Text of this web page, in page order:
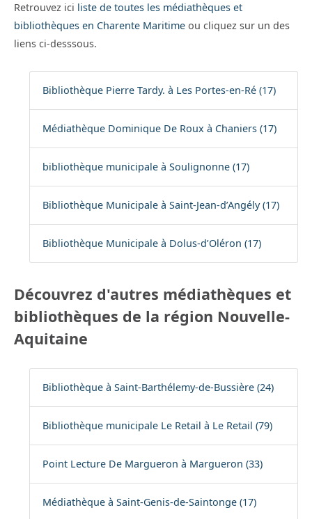
Retrouvez ici liste de toutes les médiathèques et
bibliothèques en Charente Maritime ou cliquez sur un des
liens ci-desssous.
Bibliothèque Pierre Tardy. à Les Portes-en-Ré (17)
Médiathèque Dominique De Roux à Chaniers (17)
bibliothèque municipale à Soulignonne (17)
Bibliothèque Municipale à Saint-Jean-d’Angély (17)
Bibliothèque Municipale à Dolus-d’Oléron (17)
Découvrez d'autres médiathèques et
bibliothèques de la région Nouvelle-
Aquitaine
Bibliothèque à Saint-Barthélemy-de-Bussière (24)
Bibliothèque municipale Le Retail à Le Retail (79)
Point Lecture De Margueron à Margueron (33)
Médiathèque à Saint-Genis-de-Saintonge (17)